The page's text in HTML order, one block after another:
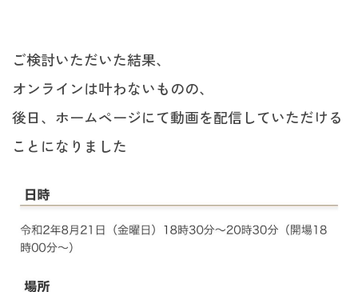
ご検討いただいた結果、
オンラインは叶わないものの、
後日、ホームページにて動画を配信していただける
ことになりました